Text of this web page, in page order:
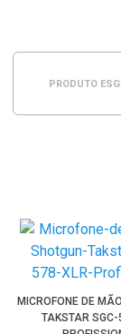
PRODUTO
MICROFONE DE
TAKSTAR